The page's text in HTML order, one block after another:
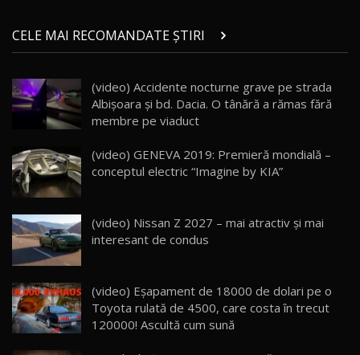
21
Micul BYD Dolphin Surf / Test Drive
AutoBlog.MD
16:59
22
Noua Mazda 6e / Test Drive AutoBlog.MD
26:59
23
Lynk & Co 01 / Test Drive AutoBlog.MD
25:19
24
Van Electric Testat în Moldova / AutoBlog.MD
26:38
25
mai Exclusiv și Puternic Defender Testat în
Moldova
32:21
26
CELE MAI RECOMANDATE ȘTIRI
(video) Accidente nocturne grave pe strada
Albişoara şi bd. Dacia. O tânără a rămas fără
membre pe viaduct
(video) GENEVA 2019: Premieră mondială –
conceptul electric “Imagine by KIA”
(video) Nissan Z 2027 – mai atractiv și mai
interesant de condus
(video) Eşapament de 18000 de dolari pe o
Toyota rulată de 4500, care costa în trecut
120000! Ascultă cum sună